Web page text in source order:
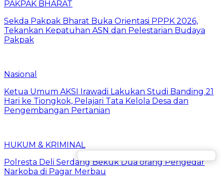
PAKPAK BHARAT
Sekda Pakpak Bharat Buka Orientasi PPPK 2026,
Tekankan Kepatuhan ASN dan Pelestarian Budaya
Pakpak
Nasional
Ketua Umum AKSI Irawadi Lakukan Studi Banding 21
Hari ke Tiongkok, Pelajari Tata Kelola Desa dan
Pengembangan Pertanian
HUKUM & KRIMINAL
Polresta Deli Serdang Bekuk Dua orang Pengedar
Narkoba di Pagar Merbau